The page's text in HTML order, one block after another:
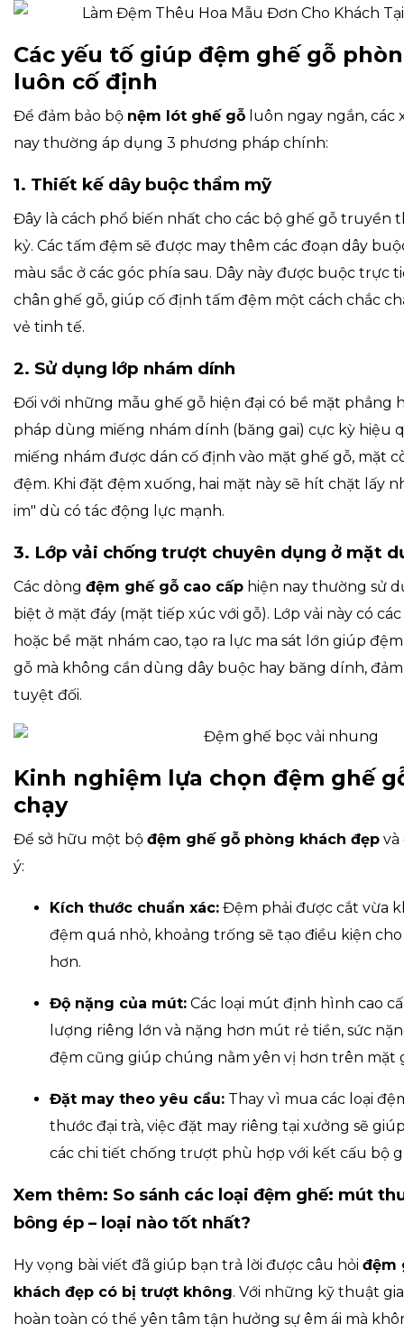
Các yếu tố giúp đệm ghế gỗ
luôn cố định
Để đảm bảo bộ nệm lót ghế gỗ luôn ngay ngắn, các
nay thường áp dụng 3 phương pháp chính:
1. Thiết kế dây buộc thẩm mỹ
Đây là cách phổ biến nhất cho các bộ ghế gỗ truyền
kỷ. Các tấm đệm sẽ được may thêm các đoạn dây
màu sắc ở các góc phía sau. Dây này được buộc trực
chân ghế gỗ, giúp cố định tấm đệm một cách chắc
vẻ tinh tế.
2. Sử dụng lớp nhám dính
Đối với những mẫu ghế gỗ hiện đại có bề mặt phẳng
pháp dùng miếng nhám dính (băng gai) cực kỳ hiệu
miếng nhám được dán cố định vào mặt ghế gỗ, mặt
đệm. Khi đặt đệm xuống, hai mặt này sẽ hít chặt lấy
im" dù có tác động lực mạnh.
3. Lớp vải chống trượt chuyên dụng ở mặt
Các dòng đệm ghế gỗ cao cấp hiện nay thường sử
biệt ở mặt đáy (mặt tiếp xúc với gỗ). Lớp vải này có
hoặc bề mặt nhám cao, tạo ra lực ma sát lớn giúp
gỗ mà không cần dùng dây buộc hay băng dính,
tuyệt đối.
Kinh nghiệm lựa chọn đệm ghế
chạy
Để sở hữu một bộ đệm ghế gỗ phòng khách đẹp và
ý:
Kích thước chuẩn xác: Đệm phải được cắt vừa
đệm quá nhỏ, khoảng trống sẽ tạo điều kiện
hơn.
Độ nặng của mút: Các loại mút định hình cao
lượng riêng lớn và nặng hơn mút rẻ tiền, sức
đệm cũng giúp chúng nằm yên vị hơn trên mặt
Đặt may theo yêu cầu: Thay vì mua các loại
thước đại trà, việc đặt may riêng tại xưởng sẽ
các chi tiết chống trượt phù hợp với kết cấu bộ
Xem thêm: So sánh các loại đệm ghế: mút
bông ép – loại nào tốt nhất?
Hy vọng bài viết đã giúp bạn trả lời được câu hỏi đệm
khách đẹp có bị trượt không. Với những kỹ thuật
hoàn toàn có thể yên tâm tận hưởng sự êm ái mà